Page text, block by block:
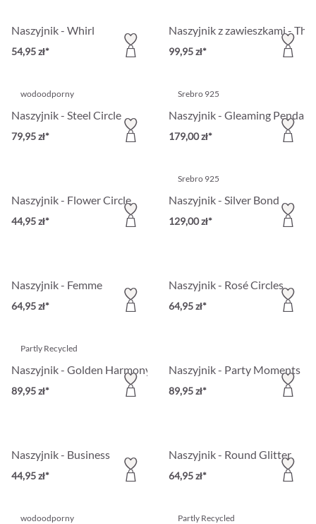
Naszyjnik - Whirl
54,95 zł*
Naszyjnik z zawieszkami -
99,95 zł*
wodoodporny
Naszyjnik - Steel Circle
79,95 zł*
Srebro 925
Naszyjnik - Gleaming Pendant
179,00 zł*
Naszyjnik - Flower Circle
44,95 zł*
Srebro 925
Naszyjnik - Silver Bond
129,00 zł*
Naszyjnik - Femme
64,95 zł*
Naszyjnik - Rosé Circles
64,95 zł*
Partly Recycled
Naszyjnik - Golden Harmony
89,95 zł*
Naszyjnik - Party Moments
89,95 zł*
Naszyjnik - Business
44,95 zł*
Naszyjnik - Round Glitter
64,95 zł*
wodoodporny Partly Recycled